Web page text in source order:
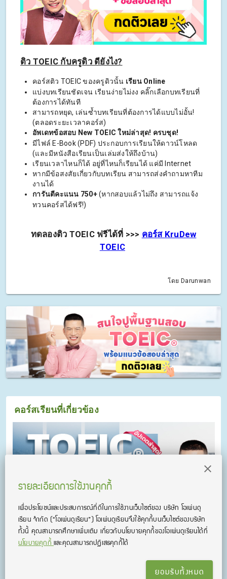
ติว TOEIC กับครูดิว ดียังไง?
คอร์สติว TOEIC ของครูดิวนั้น เรียน Online
แบ่งบทเรียนชัดเจน เรียนง่ายไม่งง คลิ๊กเลือกบทเรียนที่
ต้องการได้ทันที
สามารถหยุด, เล่นซ้ำบทเรียนที่ต้องการได้แบบไม่อั้น!
(ตลอดระยะเวลาคอร์ส)
อัพเดทข้อสอบ New TOEIC ใหม่ล่าสุด! ครบชุด!
มีไฟล์ E-Book (PDF) ประกอบการเรียนให้ดาวน์โหลด
(และมีหนังสือเรียนเป็นเล่มส่งให้ถึงบ้าน)
เรียนเวลาไหนก็ได้ อยู่ที่ไหนก็เรียนได้ แค่มี Internet
หากมีข้อสงสัยเกี่ยวกับบทเรียน สามารถส่งคำถามหาทีม
งานได้
การันตีคะแนน 750+(หากสอบแล้วไม่ถึง สามารถแจ้ง
ทวนคอร์สได้ฟรี!)
ทดลองติว TOEIC ฟรีได้ที่ >>> คอร์ส KruDew
TOEIC
โดย Darunwan
คอร์สเรียนที่เกี่ยวข้อง
คอร์ส KruDew ติวสอบ TOEICⓇ
รายละเอียดการใช้งานคุกกี้
เพื่อประโยชน์และประสบการณ์ที่ดีในการใช้งานเว็บไซต์ของ บริษัท โอเพ่นดู
เรียน จํากัด (“โอเพ่นดูเรียน”)โอเพ่นดูเรียนจึงใช้คุกกี้บนเว็บไซต์ของบริษัท
ทั้งนี้ คุณสามารถศึกษาเพิ่มเติม เกี่ยวกับนโยบายคุกกี้ของโอเพ่นดูเรียนได้ที่
นโยบายคุกกี้และคุณสามารถปฏิเสธคุกกี้ได้
ยอมรับทั้งหมด